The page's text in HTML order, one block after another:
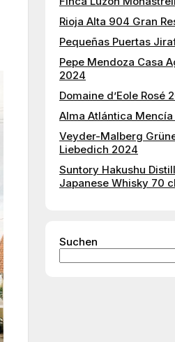
Rioja Alta 904 Gran
Pequeñas Puertas
Pepe Mendoza Casa
2024
Domaine d’Eole Rosé
Alma Atlántica Mencía
Veyder-Malberg
Liebedich 2024
Suntory Hakushu
Japanese Whisky 70
Suchen